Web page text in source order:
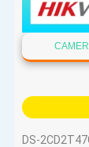
DS-